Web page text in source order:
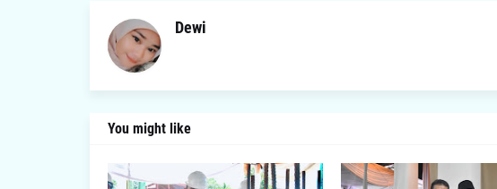
Dewi
You might like